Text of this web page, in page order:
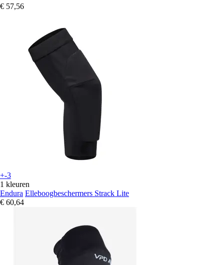
€ 57,56
+-3
1 kleuren
Endura Elleboogbeschermers Strack Lite
€ 60,64